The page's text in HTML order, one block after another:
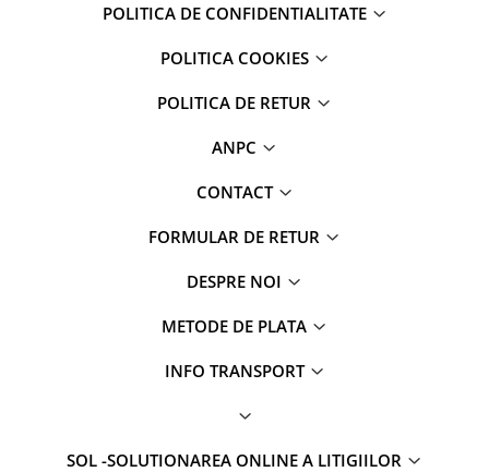
POLITICA DE CONFIDENTIALITATE
POLITICA COOKIES
POLITICA DE RETUR
ANPC
CONTACT
FORMULAR DE RETUR
DESPRE NOI
METODE DE PLATA
INFO TRANSPORT
SOL -SOLUTIONAREA ONLINE A LITIGIILOR